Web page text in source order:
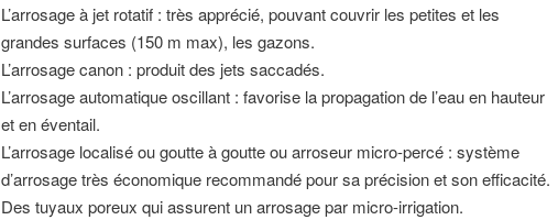
L’arrosage à jet rotatif : très apprécié, pouvant couvrir les petites et les
grandes surfaces (150 m max), les gazons.
L’arrosage canon : produit des jets saccadés.
L’arrosage automatique oscillant : favorise la propagation de l’eau en hauteur
et en éventail.
L’arrosage localisé ou goutte à goutte ou arroseur micro-percé : système
d’arrosage très économique recommandé pour sa précision et son efficacité.
Des tuyaux poreux qui assurent un arrosage par micro-irrigation.